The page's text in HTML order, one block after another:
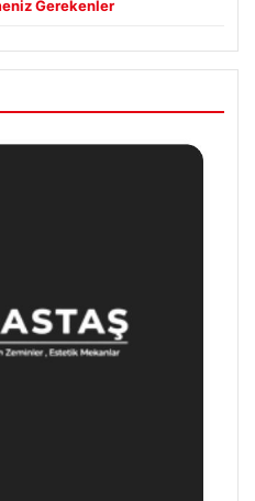
Gerekenler